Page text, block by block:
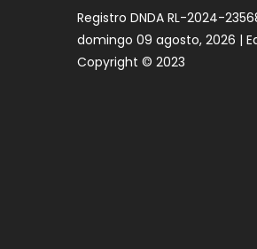
Registro DNDA RL-2024-
domingo 09 agosto, 2026 |
Copyright © 2023